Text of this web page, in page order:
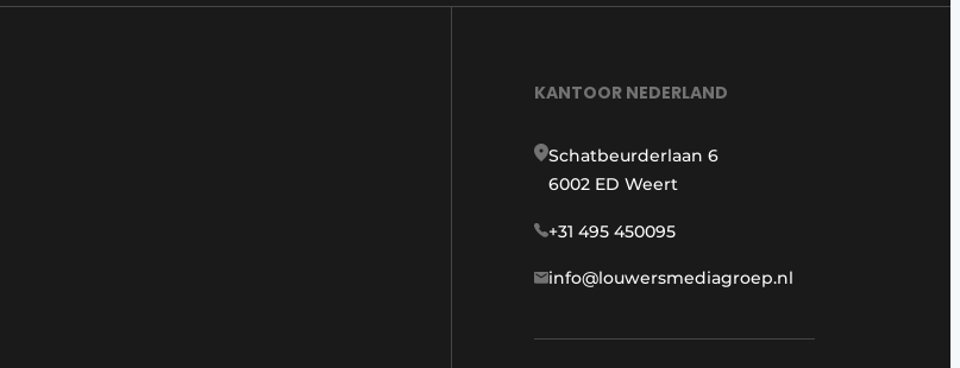
KANTOOR NEDERLAND
Schatbeurderlaan 6
6002 ED Weert
+31 495 450095
info@louwersmediagroep.nl